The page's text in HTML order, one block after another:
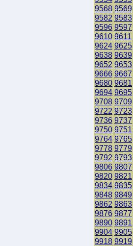
9568 9569
9582 9583
9596 9597
9610 9611
9624 9625
9638 9639
9652 9653
9666 9667
9680 9681
9694 9695
9708 9709
9722 9723
9736 9737
9750 9751
9764 9765
9778 9779
9792 9793
9806 9807
9820 9821
9834 9835
9848 9849
9862 9863
9876 9877
9890 9891
9904 9905
9918 9919